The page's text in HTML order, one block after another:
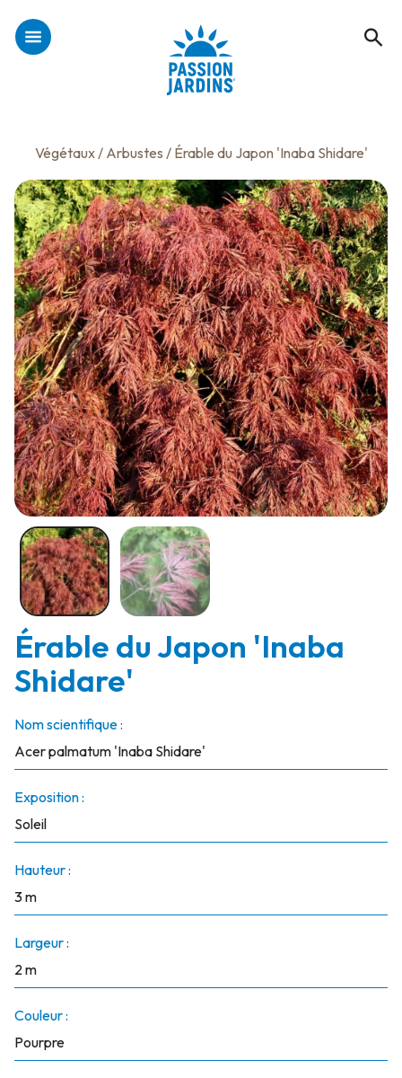
Végétaux/ Arbustes / Érable du Japon 'Inaba Shidare'
Érable du Japon 'Inaba
Shidare'
Nom scientifique :
Acer palmatum 'Inaba Shidare'
Exposition :
Soleil
Hauteur :
3 m
Largeur :
2 m
Couleur :
Pourpre